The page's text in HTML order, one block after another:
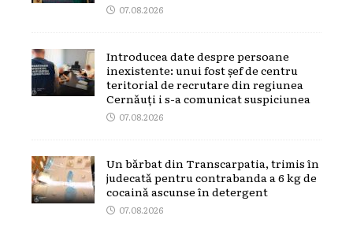
07.08.2026
Introducea date despre persoane
inexistente: unui fost șef de centru
teritorial de recrutare din regiunea
Cernăuți i s-a comunicat suspiciunea
07.08.2026
Un bărbat din Transcarpatia, trimis în
judecată pentru contrabanda a 6 kg de
cocaină ascunse în detergent
07.08.2026